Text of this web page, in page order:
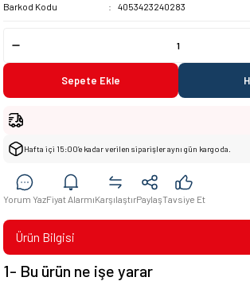
Barkod Kodu
4053423240283
Sepete Ekle
Hafta içi 15:00’e kadar verilen siparişler aynı gün kargoda.
Yorum YazFiyat AlarmıKarşılaştırPaylaşTavsiye Et
Ürün Bilgisi
1- Bu ürün ne işe yarar